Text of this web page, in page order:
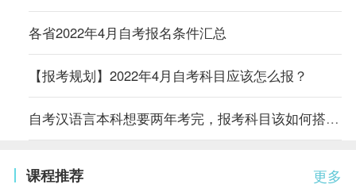
各省2022年4月自考报名条件汇总
【报考规划】2022年4月自考科目应该怎么报？
自考汉语言本科想要两年考完，报考科目该如何搭配？
更多
课程推荐